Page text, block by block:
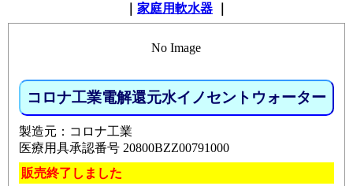
家庭用軟水器
No Image
コロナ工業電解還元水イノセントウォーター
製造元：コロナ工業
医療用具承認番号 20800BZZ00791000
販売終了しました